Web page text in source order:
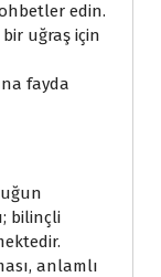
edin.
uğraş için
fayda
bilinçli
anlamlı